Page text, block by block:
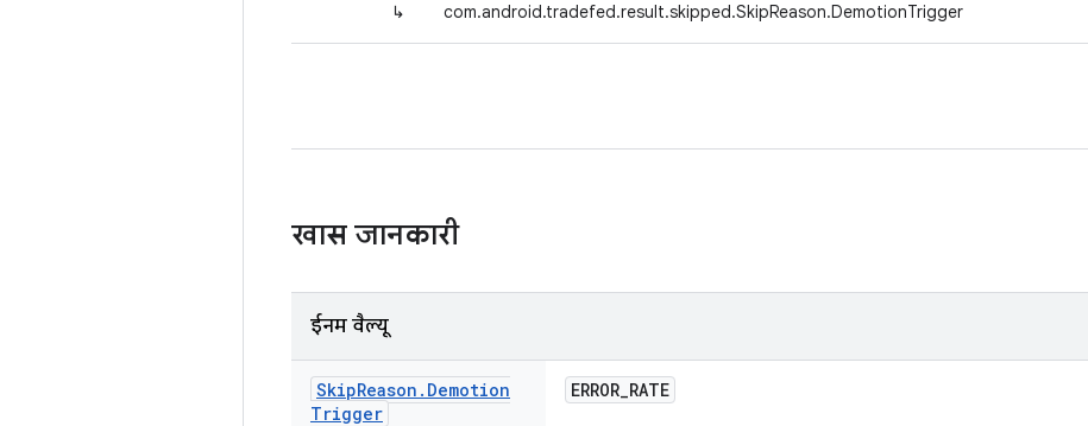
↳ com.android.tradefed.result.skipped.SkipReason.DemotionTrigger
खास जानकारी
ईनम वैल्यू
SkipReason . Demotion
Trigger
ERROR_RATE